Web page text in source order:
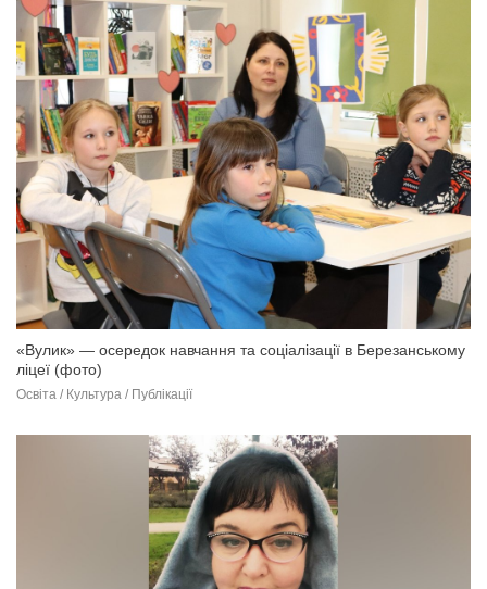
«Вулик» — осередок навчання та соціалізації в Березанському
ліцеї (фото)
Освіта / Культура / Публікації